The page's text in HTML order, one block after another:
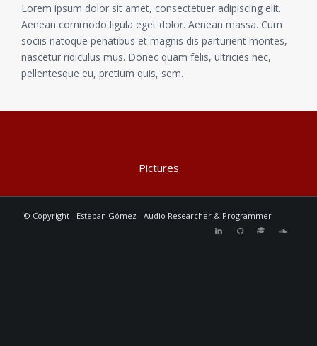
Lorem ipsum dolor sit amet, consectetuer adipiscing elit.
Aenean commodo ligula eget dolor. Aenean massa. Cum
sociis natoque penatibus et magnis dis parturient montes,
nascetur ridiculus mus. Donec quam felis, ultricies nec,
pellentesque eu, pretium quis, sem.
Pictures
© Copyright - Esteban Gómez - Audio Researcher & Programmer